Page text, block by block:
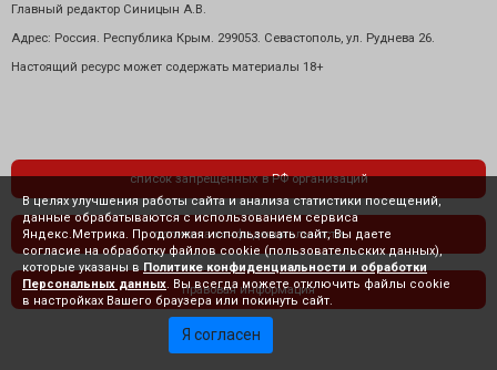
Главный редактор Синицын А.В.
Адрес: Россия. Республика Крым. 299053. Севастополь, ул. Руднева 26.
Настоящий ресурс может содержать материалы 18+
список запрещенных в РФ организаций
политика конфиденциальности
правовая информация
В целях улучшения работы сайта и анализа статистики посещений,
данные обрабатываются с использованием сервиса
Яндекс.Метрика. Продолжая использовать сайт, Вы даете
согласие на обработку файлов cookie (пользовательских данных),
которые указаны в Политике конфиденциальности и обработки
Персональных данных . Вы всегда можете отключить файлы cookie
в настройках Вашего браузера или покинуть сайт.
Я согласен